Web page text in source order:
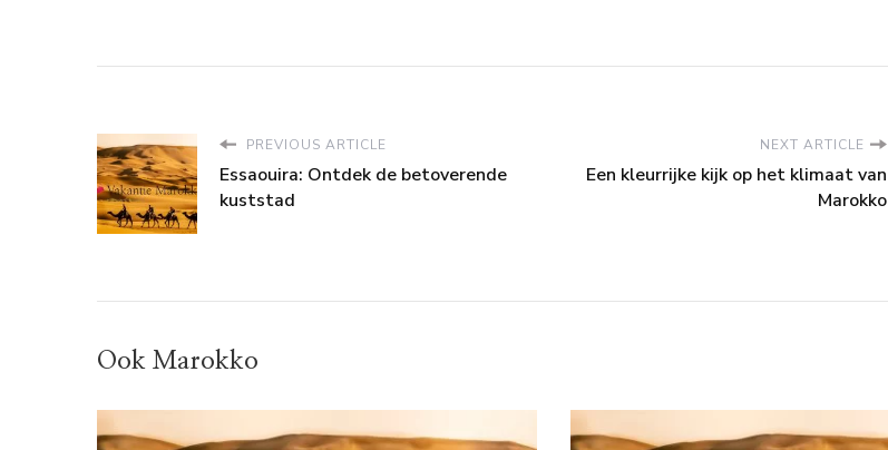
PREVIOUS ARTICLE
Essaouira: Ontdek de betoverende
kuststad
NEXT ARTICLE
Een kleurrijke kijk op het klimaat van
Marokko
Ook Marokko